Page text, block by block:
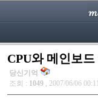
CPU와 메인보
당신기억
조회 : 1049 , 2007/06/06